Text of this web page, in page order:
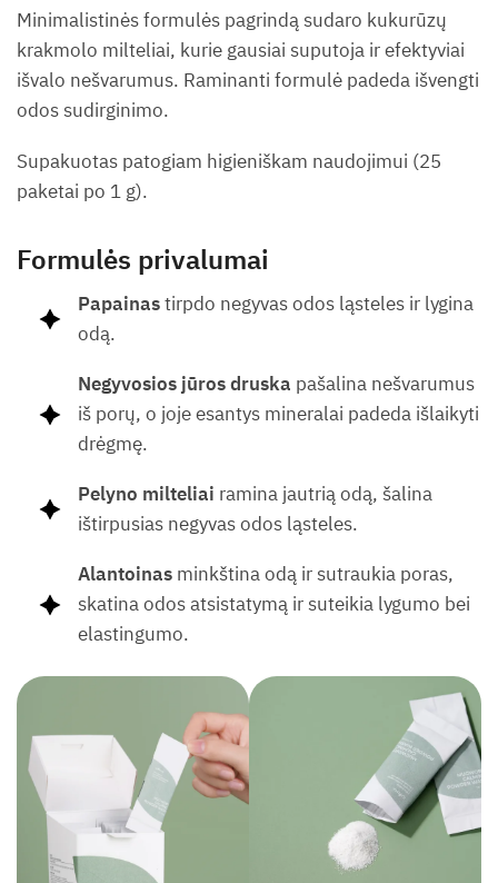
Minimalistinės formulės pagrindą sudaro kukurūzų
krakmolo milteliai, kurie gausiai suputoja ir efektyviai
išvalo nešvarumus. Raminanti formulė padeda išvengti
odos sudirginimo.
Supakuotas patogiam higieniškam naudojimui (25
paketai po 1 g).
Formulės privalumai
Papainastirpdo negyvas odos ląsteles ir lygina
odą.
Negyvosios jūros druska pašalina nešvarumus
iš porų, o joje esantys mineralai padeda išlaikyti
drėgmę.
Pelyno milteliai ramina jautrią odą, šalina
ištirpusias negyvas odos ląsteles.
Alantoinas minkština odą ir sutraukia poras,
skatina odos atsistatymą ir suteikia lygumo bei
elastingumo.